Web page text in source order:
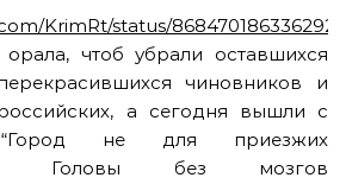
KrimRt/status/
чтоб убрали оставшихся
чиновников и
а сегодня вышли с
“Город не для приезжих
Головы без мозгов